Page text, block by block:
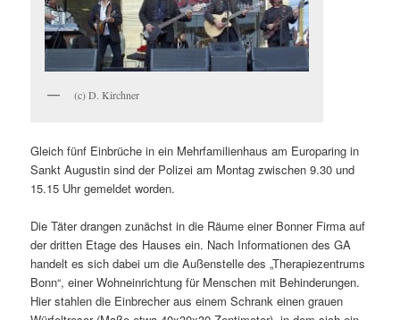
(c) D. Kirchner
Gleich fünf Einbrüche in ein Mehrfamilienhaus am Europaring in
Sankt Augustin sind der Polizei am Montag zwischen 9.30 und
15.15 Uhr gemeldet worden.
Die Täter drangen zunächst in die Räume einer Bonner Firma auf
der dritten Etage des Hauses ein. Nach Informationen des GA
handelt es sich dabei um die Außenstelle des „Therapiezentrums
Bonn“, einer Wohneinrichtung für Menschen mit Behinderungen.
Hier stahlen die Einbrecher aus einem Schrank einen grauen